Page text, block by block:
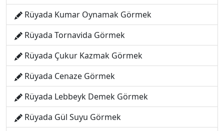
Rüyada Kumar Oynamak Görmek
Rüyada Tornavida Görmek
Rüyada Çukur Kazmak Görmek
Rüyada Cenaze Görmek
Rüyada Lebbeyk Demek Görmek
Rüyada Gül Suyu Görmek